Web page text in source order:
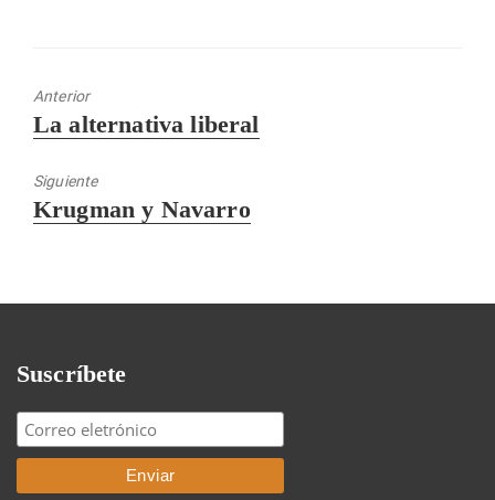
Anterior
Entrada
La alternativa liberal
Siguiente
Entrada
Krugman y Navarro
Suscríbete